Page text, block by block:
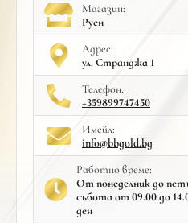
Mагазин:
Руен
Адрес:
ул. Странджа 1
Телефон:
+359899747450
Имейл:
info@bbgold.bg
Работно време:
От понеделник до
събота от 09.00 до
ден